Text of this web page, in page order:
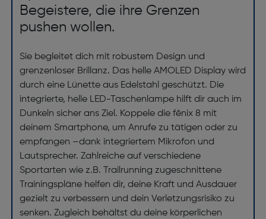
Begeistere, die ihre Grenzen
pushen wollen.
Sie begleitet dich mit robustem Design und
grenzenloser Brillanz. Das helle AMOLED Display wird
durch eine Lünette aus Edelstahl geschützt. Die
integrierte, helle LED-Taschenlampe hilft dir auch im
Dunkeln sicher ans Ziel. Koppele die fēnix 8 mit
deinem Smartphone, um Anrufe zu tätigen oder zu
empfangen –dank integriertem Mikrofon und
Lautsprecher. Zahlreiche auf verschiedene
Sportarten wie z.B. Trailrunning zugeschnittene
Trainingspläne helfen dir, deine Kraft und Ausdauer
gezielt zu verbessern und dein Verletzungsrisiko zu
senken. Zugleich behältst du deine körperlichen